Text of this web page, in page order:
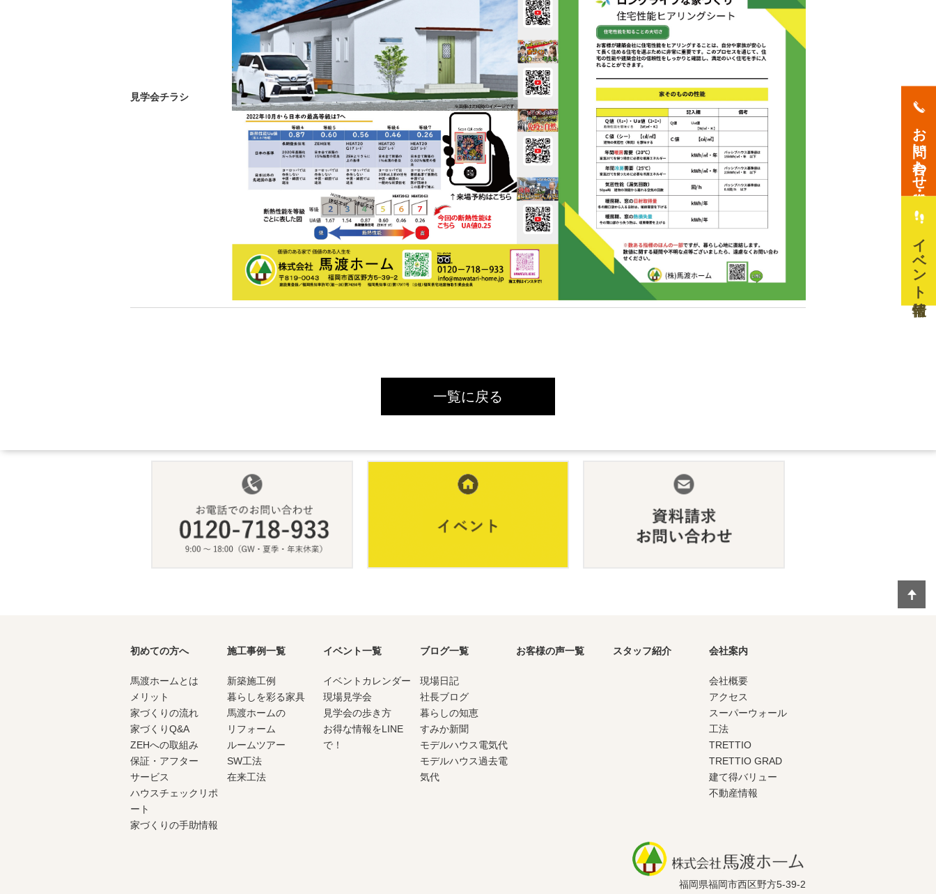
見学会チラシ
一覧に戻る
初めての方へ
馬渡ホームとは
メリット
家づくりの流れ
家づくりQ&A
ZEHへの取組み
保証・アフター
サービス
ハウスチェックリポ
ート
家づくりの手助情報
施工事例一覧
新築施工例
暮らしを彩る家具
馬渡ホームの
リフォーム
ルームツアー
SW工法
在来工法
イベント一覧
イベントカレンダー
現場見学会
見学会の歩き方
お得な情報をLINE
で！
ブログ一覧
現場日記
社長ブログ
暮らしの知恵
すみか新聞
モデルハウス電気代
モデルハウス過去電
気代
お客様の声一覧 スタッフ紹介 会社案内
会社概要
アクセス
スーパーウォール
工法
TRETTIO
TRETTIO GRAD
建て得バリュー
不動産情報
福岡県福岡市西区野方5-39-2
お問い合わせ・資料請求
イベント情報